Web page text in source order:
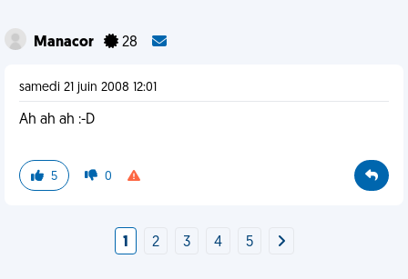
Manacor 28
samedi 21 juin 2008 12:01
Ah ah ah :-D
5 0
1 2 3 4 5